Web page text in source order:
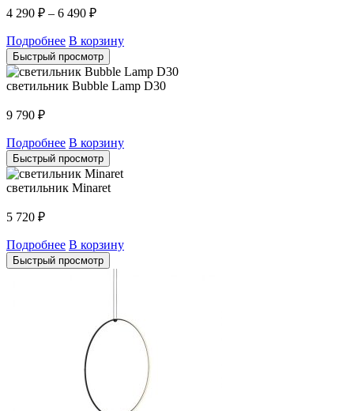
4 290 ₽ – 6 490 ₽
Подробнее В корзину
Быстрый просмотр
светильник Bubble Lamp D30
9 790 ₽
Подробнее В корзину
Быстрый просмотр
светильник Minaret
5 720 ₽
Подробнее В корзину
Быстрый просмотр